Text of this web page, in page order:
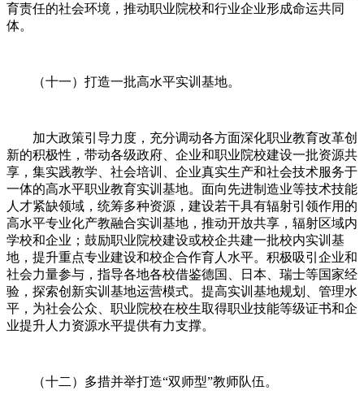
育责任的社会环境，推动职业院校和行业企业形成命运共同
体。
（十一）打造一批高水平实训基地。
加大政策引导力度，充分调动各方面深化职业教育改革创
新的积极性，带动各级政府、企业和职业院校建设一批资源共
享，集实践教学、社会培训、企业真实生产和社会技术服务于
一体的高水平职业教育实训基地。面向先进制造业等技术技能
人才紧缺领域，统筹多种资源，建设若干具有辐射引领作用的
高水平专业化产教融合实训基地，推动开放共享，辐射区域内
学校和企业；鼓励职业院校建设或校企共建一批校内实训基
地，提升重点专业建设和校企合作育人水平。积极吸引企业和
社会力量参与，指导各地各校借鉴德国、日本、瑞士等国家经
验，探索创新实训基地运营模式。提高实训基地规划、管理水
平，为社会公众、职业院校在校生取得职业技能等级证书和企
业提升人力资源水平提供有力支撑。
（十二）多措并举打造“双师型”教师队伍。